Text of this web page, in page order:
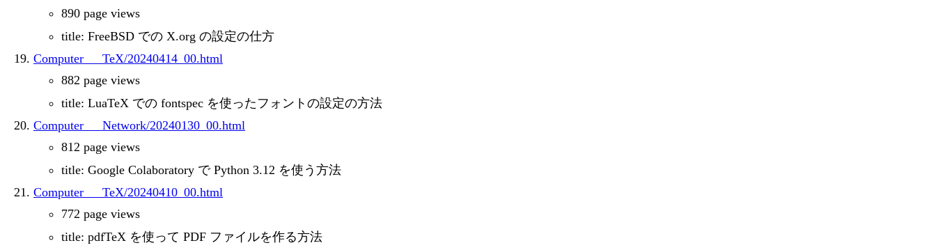
890 page views
title: FreeBSD での X.org の設定の仕方
Computer___TeX/20240414_00.html
882 page views
title: LuaTeX での fontspec を使ったフォントの設定の方法
Computer___Network/20240130_00.html
812 page views
title: Google Colaboratory で Python 3.12 を使う方法
Computer___TeX/20240410_00.html
772 page views
title: pdfTeX を使って PDF ファイルを作る方法